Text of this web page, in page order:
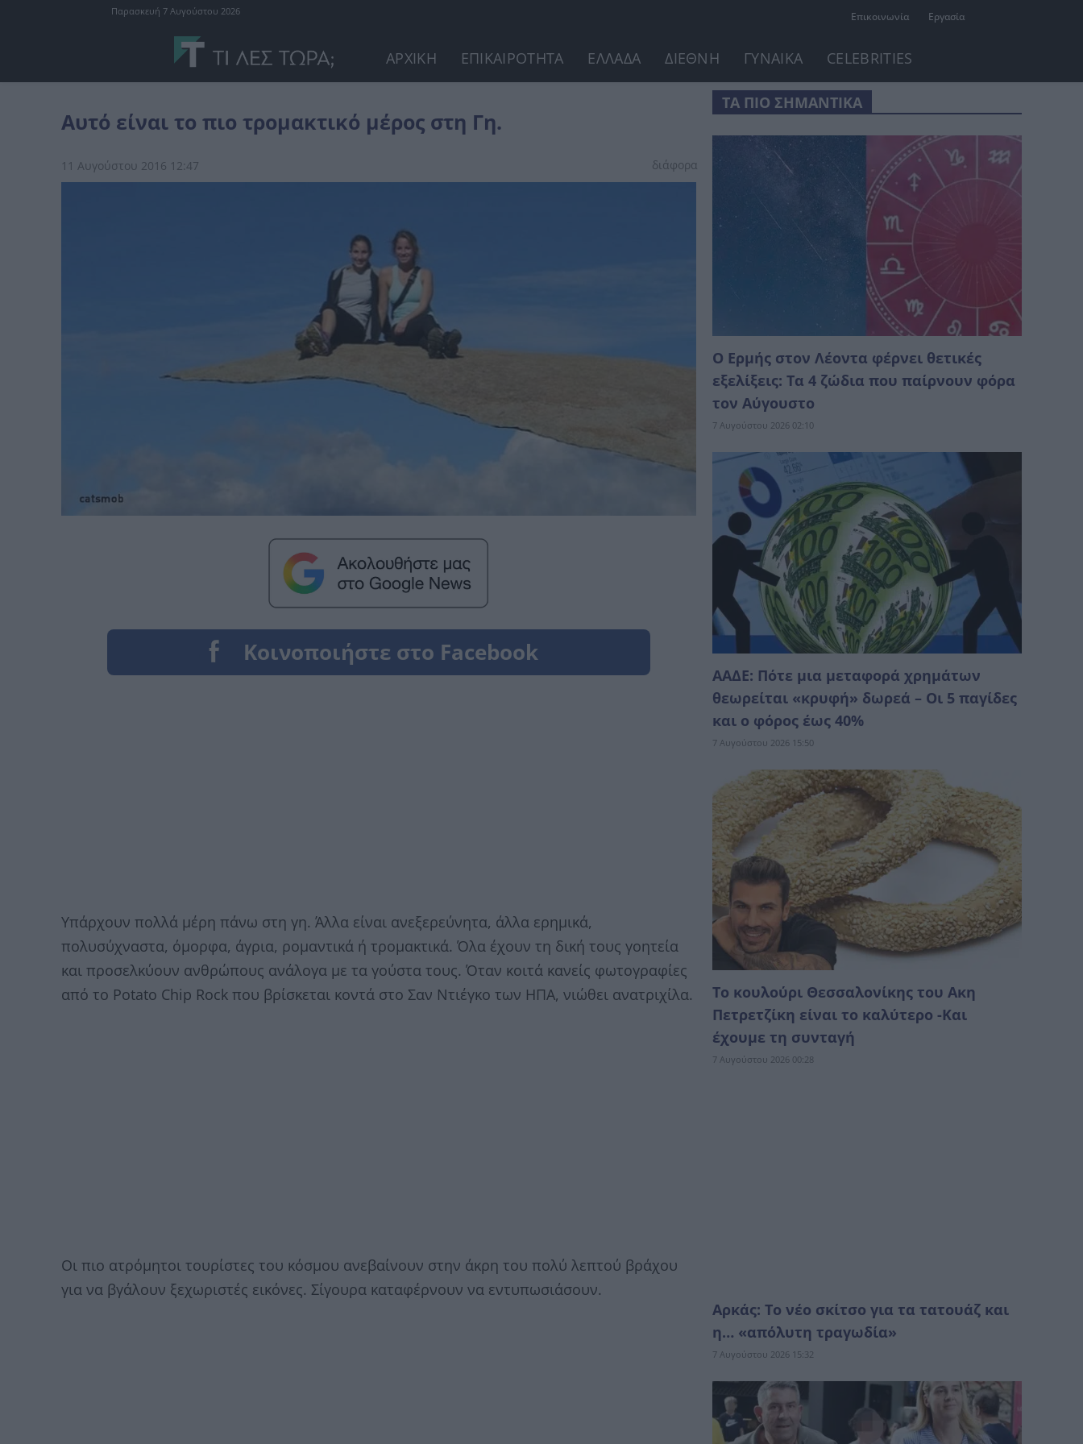
Επικοινωνία Εργασία
Παρασκευή 7 Αυγούστου 2026
ΑΡΧΙΚΗ ΕΠΙΚΑΙΡΟΤΗΤΑ ΕΛΛΑΔΑ ΔΙΕΘΝΗ ΓΥΝΑΙΚΑ CELEBRITIES
Αυτό είναι το πιο τρομακτικό μέρος στη Γη.
11 Αυγούστου 2016 12:47 διάφορα
Υπάρχουν πολλά μέρη πάνω στη γη. Άλλα είναι ανεξερεύνητα, άλλα ερημικά,
πολυσύχναστα, όμορφα, άγρια, ρομαντικά ή τρομακτικά. Όλα έχουν τη δική τους γοητεία
και προσελκύουν ανθρώπους ανάλογα με τα γούστα τους. Όταν κοιτά κανείς φωτογραφίες
από το Potato Chip Rock που βρίσκεται κοντά στο Σαν Ντιέγκο των ΗΠΑ, νιώθει ανατριχίλα.
Οι πιο ατρόμητοι τουρίστες του κόσμου ανεβαίνουν στην άκρη του πολύ λεπτού βράχου
για να βγάλουν ξεχωριστές εικόνες. Σίγουρα καταφέρνουν να εντυπωσιάσουν.
ΤΑ ΠΙΟ ΣΗΜΑΝΤΙΚΑ
Ο Ερμής στον Λέοντα φέρνει θετικές
εξελίξεις: Τα 4 ζώδια που παίρνουν φόρα
τον Αύγουστο
7 Αυγούστου 2026 02:10
ΑΑΔΕ: Πότε μια μεταφορά χρημάτων
θεωρείται «κρυφή» δωρεά – Οι 5 παγίδες
και ο φόρος έως 40%
7 Αυγούστου 2026 15:50
Το κουλούρι Θεσσαλονίκης του Ακη
Πετρετζίκη είναι το καλύτερο -Και
έχουμε τη συνταγή
7 Αυγούστου 2026 00:28
Αρκάς: Το νέο σκίτσο για τα τατουάζ και
η… «απόλυτη τραγωδία»
7 Αυγούστου 2026 15:32